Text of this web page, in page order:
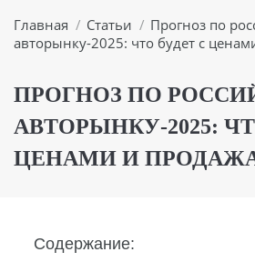
Вы здесь:
Главная Статьи
Прогноз по
авторынку-2025: что будет с
ПРОГНОЗ ПО
АВТОРЫНКУ-2025:
ЦЕНАМИ И
Содержание: